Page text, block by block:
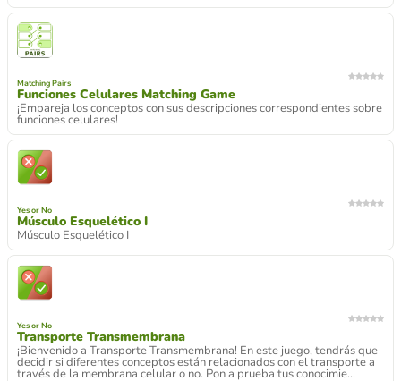
Matching Pairs
Funciones Celulares Matching Game
¡Empareja los conceptos con sus descripciones correspondientes sobre
funciones celulares!
Yes or No
Músculo Esquelético I
Músculo Esquelético I
Yes or No
Transporte Transmembrana
¡Bienvenido a Transporte Transmembrana! En este juego, tendrás que
decidir si diferentes conceptos están relacionados con el transporte a
través de la membrana celular o no. Pon a prueba tus conocimie...